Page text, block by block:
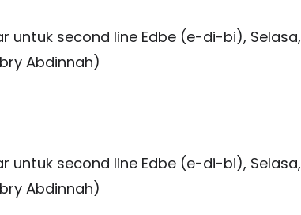
untuk second line Edbe (e-di-bi), Selasa,
Abdinnah)
untuk second line Edbe (e-di-bi), Selasa,
Abdinnah)